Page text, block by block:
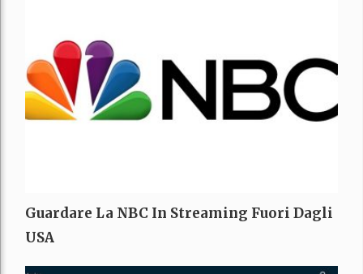
Guardare La NBC In Streaming Fuori Dagli
USA